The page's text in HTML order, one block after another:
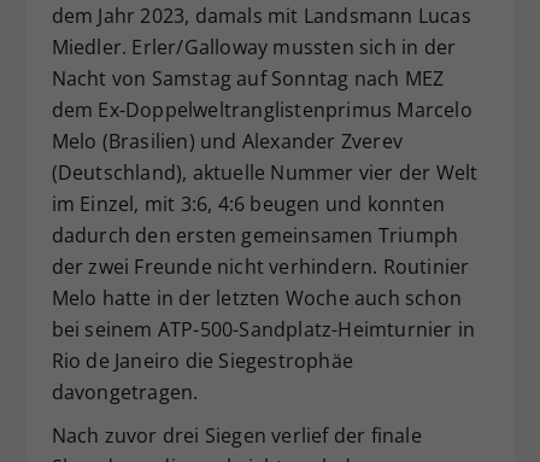
dem Jahr 2023, damals mit Landsmann Lucas
Miedler. Erler/Galloway mussten sich in der
Nacht von Samstag auf Sonntag nach MEZ
dem Ex-Doppelweltranglistenprimus Marcelo
Melo (Brasilien) und Alexander Zverev
(Deutschland), aktuelle Nummer vier der Welt
im Einzel, mit 3:6, 4:6 beugen und konnten
dadurch den ersten gemeinsamen Triumph
der zwei Freunde nicht verhindern. Routinier
Melo hatte in der letzten Woche auch schon
bei seinem ATP-500-Sandplatz-Heimturnier in
Rio de Janeiro die Siegestrophäe
davongetragen.
Nach zuvor drei Siegen verlief der finale